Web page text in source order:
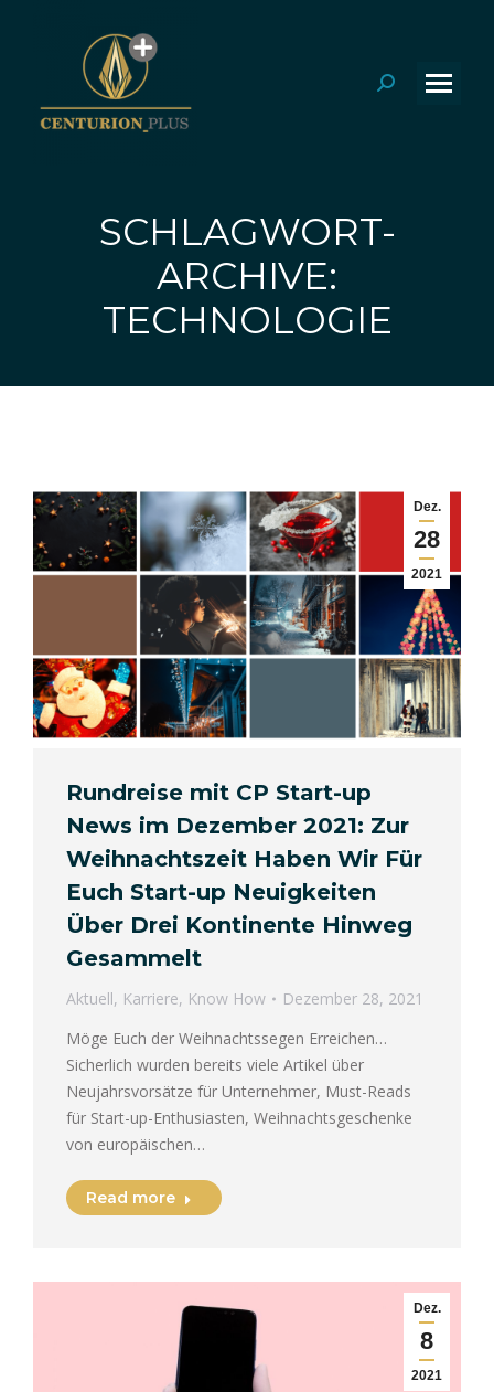
Search:
SCHLAGWORT-
ARCHIVE:
TECHNOLOGIE
Sie befinden sich hier:
Dez.
28
2021
Rundreise mit CP Start-up
News im Dezember 2021: Zur
Weihnachtszeit Haben Wir Für
Euch Start-up Neuigkeiten
Über Drei Kontinente Hinweg
Gesammelt
Aktuell, Karriere, Know How
Dezember 28, 2021
Möge Euch der Weihnachtssegen Erreichen…
Sicherlich wurden bereits viele Artikel über
Neujahrsvorsätze für Unternehmer, Must-Reads
für Start-up-Enthusiasten, Weihnachtsgeschenke
von europäischen…
Read more
Dez.
8
2021